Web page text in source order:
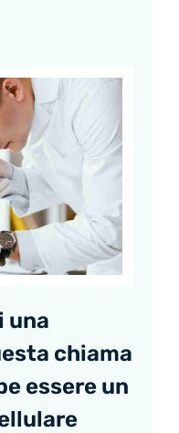
una
chiama
essere un